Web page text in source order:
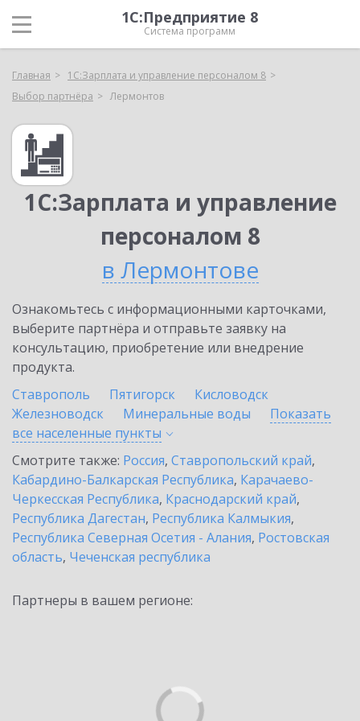
1С:Предприятие 8
Система программ
Главная
1С:Зарплата и управление персоналом 8
Выбор партнёра
Лермонтов
1С:Зарплата и управление
персоналом 8
в Лермонтове
Ознакомьтесь с информационными карточками,
выберите партнёра и отправьте заявку на
консультацию, приобретение или внедрение
продукта.
Ставрополь
Пятигорск
Кисловодск
Железноводск
Минеральные воды
Показать
все населенные пункты
Смотрите также: Россия, Ставропольский край,
Кабардино-Балкарская Республика, Карачаево-
Черкесская Республика, Краснодарский край,
Республика Дагестан, Республика Калмыкия,
Республика Северная Осетия - Алания, Ростовская
область, Чеченская республика
Партнеры в вашем регионе: